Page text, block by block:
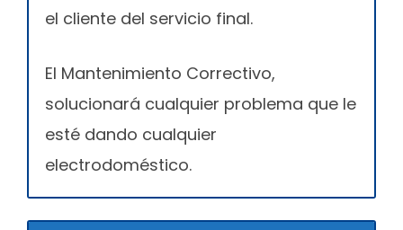
el cliente del servicio final.
El Mantenimiento Correctivo,
solucionará cualquier problema que le
esté dando cualquier
electrodoméstico.